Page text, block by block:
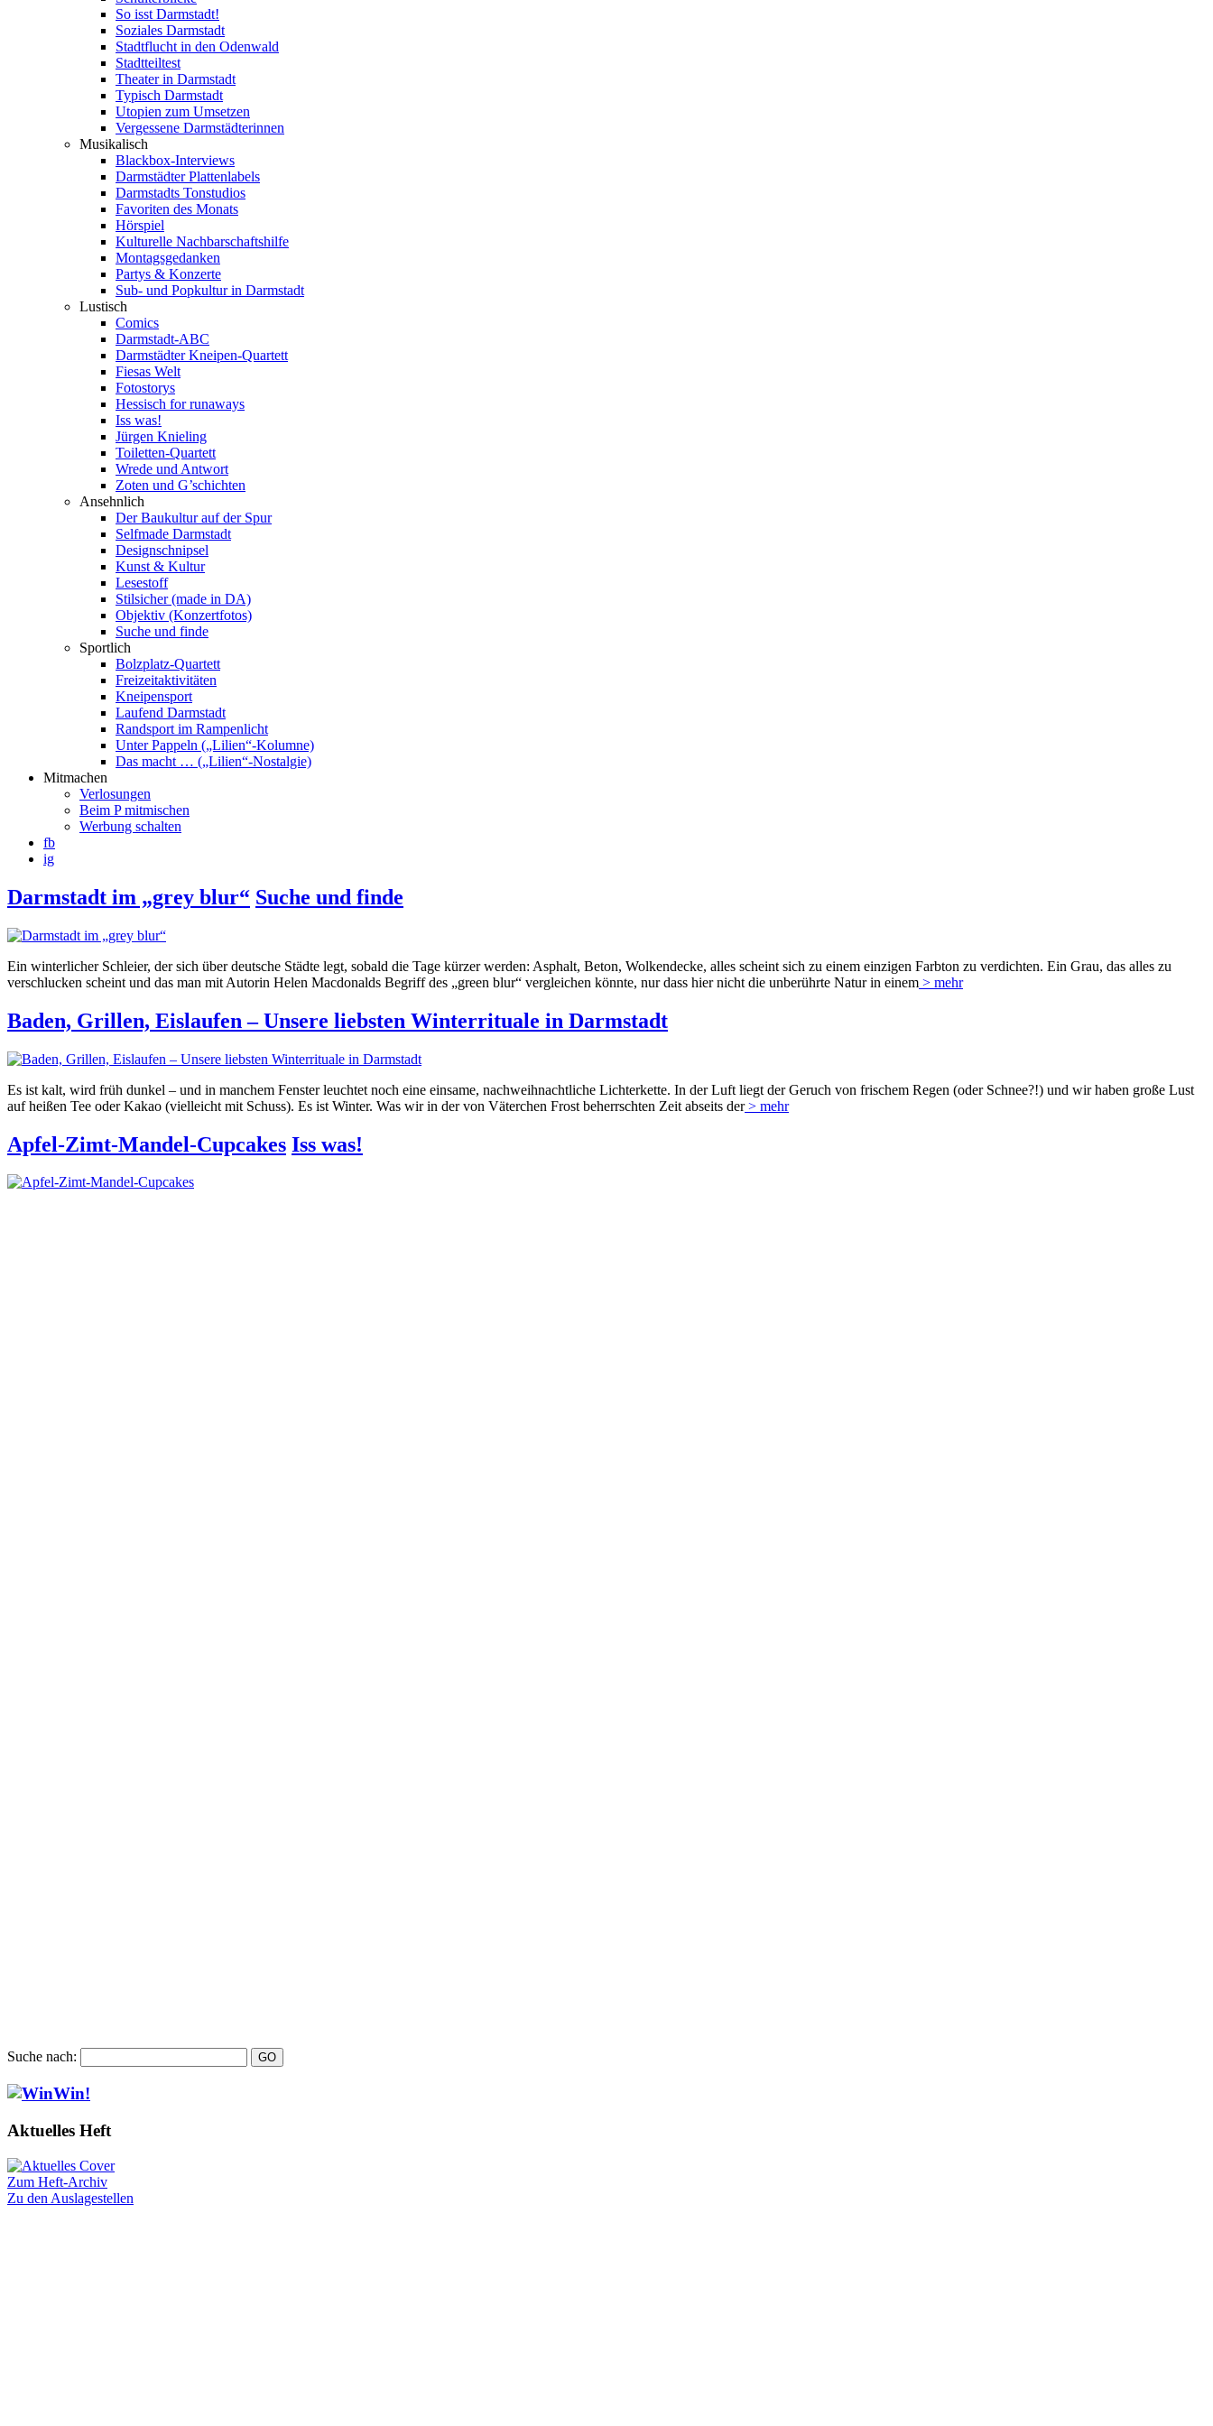
So isst Darmstadt!
Soziales Darmstadt
Stadtflucht in den Odenwald
Stadtteiltest
Theater in Darmstadt
Typisch Darmstadt
Utopien zum Umsetzen
Vergessene Darmstädterinnen
Musikalisch
Blackbox-Interviews
Darmstädter Plattenlabels
Darmstadts Tonstudios
Favoriten des Monats
Hörspiel
Kulturelle Nachbarschaftshilfe
Montagsgedanken
Partys & Konzerte
Sub- und Popkultur in Darmstadt
Lustisch
Comics
Darmstadt-ABC
Darmstädter Kneipen-Quartett
Fiesas Welt
Fotostorys
Hessisch for runaways
Iss was!
Jürgen Knieling
Toiletten-Quartett
Wrede und Antwort
Zoten und G’schichten
Ansehnlich
Der Baukultur auf der Spur
Selfmade Darmstadt
Designschnipsel
Kunst & Kultur
Lesestoff
Stilsicher (made in DA)
Objektiv (Konzertfotos)
Suche und finde
Sportlich
Bolzplatz-Quartett
Freizeitaktivitäten
Kneipensport
Laufend Darmstadt
Randsport im Rampenlicht
Unter Pappeln („Lilien“-Kolumne)
Das macht … („Lilien“-Nostalgie)
Mitmachen
Verlosungen
Beim P mitmischen
Werbung schalten
fb
ig
Darmstadt im „grey blur“ Suche und finde
Ein winterlicher Schleier, der sich über deutsche Städte legt, sobald die Tage kürzer werden: Asphalt, Beton, Wolkendecke, alles scheint sich zu einem einzigen Farbton zu verdichten. Ein Grau, das alles zu
verschlucken scheint und das man mit Autorin Helen Macdonalds Begriff des „green blur“ vergleichen könnte, nur dass hier nicht die unberührte Natur in einem > mehr
Baden, Grillen, Eislaufen – Unsere liebsten Winterrituale in Darmstadt
Es ist kalt, wird früh dunkel – und in manchem Fenster leuchtet noch eine einsame, nachweihnachtliche Lichterkette. In der Luft liegt der Geruch von frischem Regen (oder Schnee?!) und wir haben große Lust
auf heißen Tee oder Kakao (vielleicht mit Schuss). Es ist Winter. Was wir in der von Väterchen Frost beherrschten Zeit abseits der> mehr
Apfel-Zimt-Mandel-Cupcakes Iss was!
Suche nach:
Aktuelles Heft
Zum Heft-Archiv
Zu den Auslagestellen